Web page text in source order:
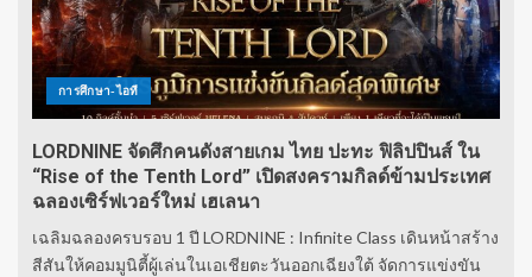
การศึกษา-ไอที
LORDNINE จัดศึกคนดังสายเกม ไทย ปะทะ ฟิลิปปินส์ ใน
“Rise of the Tenth Lord” เปิดสงครามกิลด์ข้ามประเทศ
ฉลองเซิร์ฟเวอร์ใหม่ เฮเลนา
เฉลิมฉลองครบรอบ 1 ปี LORDNINE : Infinite Class เดินหน้าสร้าง
สีสันให้คอมมูนิตี้ผู้เล่นในเอเชียตะวันออกเฉียงใต้ จัดการแข่งขัน